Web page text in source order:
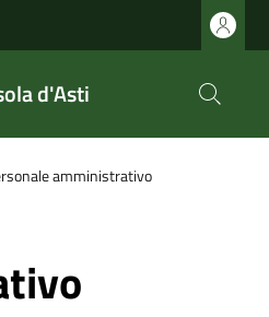
d'Asti
amministrativo